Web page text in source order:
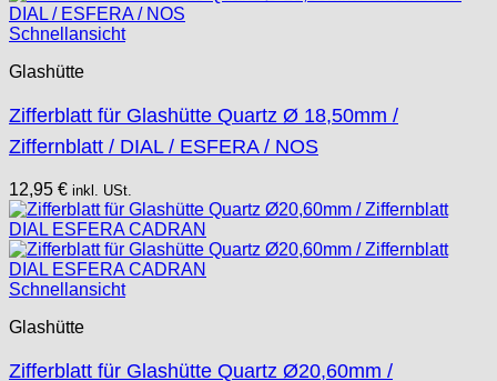
Schnellansicht
Glashütte
Zifferblatt für Glashütte Quartz Ø 18,50mm /
Ziffernblatt / DIAL / ESFERA / NOS
12,95 € inkl. USt.
Schnellansicht
Glashütte
Zifferblatt für Glashütte Quartz Ø20,60mm /